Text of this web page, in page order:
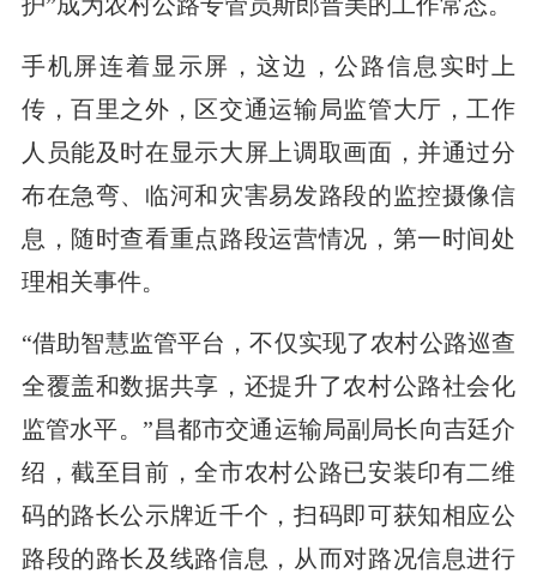
手机屏连着显示屏，这边，公路信息实时上
传，百里之外，区交通运输局监管大厅，工作
人员能及时在显示大屏上调取画面，并通过分
布在急弯、临河和灾害易发路段的监控摄像信
息，随时查看重点路段运营情况，第一时间处
理相关事件。
“借助智慧监管平台，不仅实现了农村公路巡查
全覆盖和数据共享，还提升了农村公路社会化
监管水平。”昌都市交通运输局副局长向吉廷介
绍，截至目前，全市农村公路已安装印有二维
码的路长公示牌近千个，扫码即可获知相应公
路段的路长及线路信息，从而对路况信息进行